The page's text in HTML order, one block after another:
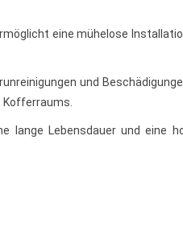
eine mühelose
und
lange Lebensdauer und eine